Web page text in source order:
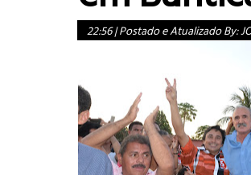
22:56|Postado e Atualizado By: